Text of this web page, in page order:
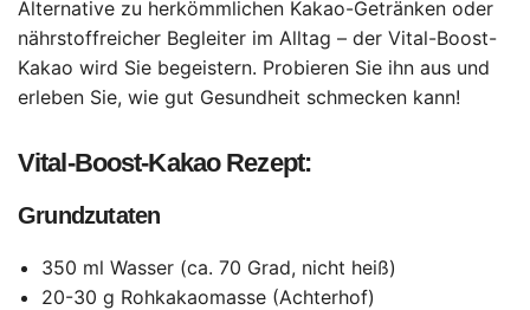
Alternative zu herkömmlichen Kakao-Getränken oder
nährstoffreicher Begleiter im Alltag – der Vital-Boost-
Kakao wird Sie begeistern. Probieren Sie ihn aus und
erleben Sie, wie gut Gesundheit schmecken kann!
Vital-Boost-Kakao Rezept:
Grundzutaten
350 ml Wasser (ca. 70 Grad, nicht heiß)
20-30 g Rohkakaomasse (Achterhof)